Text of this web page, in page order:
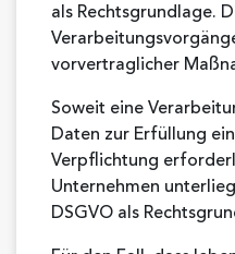
als Rechtsgrundlage.
vorvertraglicher
Soweit eine
Daten zur Erfüllung
Verpflichtung
Unternehmen
DSGVO als